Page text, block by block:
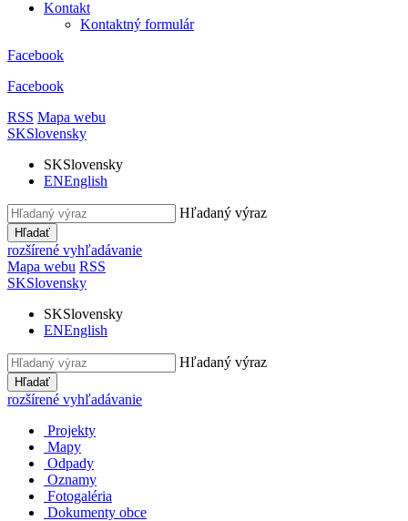
Kontakt
Kontaktný formulár
Facebook
Facebook
RSS Mapa webu
SKSlovensky
SKSlovensky
ENEnglish
Hľadaný výraz
Hľadať
rozšírené vyhľadávanie
Mapa webu RSS
SKSlovensky
SKSlovensky
ENEnglish
Hľadaný výraz
Hľadať
rozšírené vyhľadávanie
Projekty
Mapy
Odpady
Oznamy
Fotogaléria
Dokumenty obce